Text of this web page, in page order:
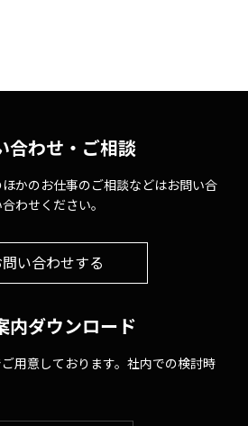
合わせ・ご相談
かのお仕事のご相談などはお問い合
わせください。
問い合わせする
内ダウンロード
用意しております。社内での検討時